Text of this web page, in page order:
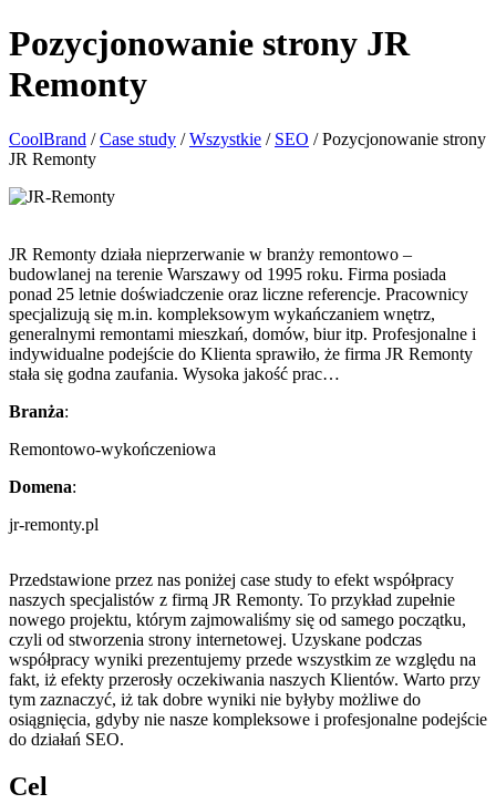
Pozycjonowanie strony JR
Remonty
CoolBrand /Case study /Wszystkie / SEO /Pozycjonowanie strony
JR Remonty
JR Remonty działa nieprzerwanie w branży remontowo –
budowlanej na terenie Warszawy od 1995 roku. Firma posiada
ponad 25 letnie doświadczenie oraz liczne referencje. Pracownicy
specjalizują się m.in. kompleksowym wykańczaniem wnętrz,
generalnymi remontami mieszkań, domów, biur itp. Profesjonalne i
indywidualne podejście do Klienta sprawiło, że firma JR Remonty
stała się godna zaufania. Wysoka jakość prac…
Branża:
Remontowo-wykończeniowa
Domena:
jr-remonty.pl
Przedstawione przez nas poniżej case study to efekt współpracy
naszych specjalistów z firmą JR Remonty. To przykład zupełnie
nowego projektu, którym zajmowaliśmy się od samego początku,
czyli od stworzenia strony internetowej. Uzyskane podczas
współpracy wyniki prezentujemy przede wszystkim ze względu na
fakt, iż efekty przerosły oczekiwania naszych Klientów. Warto przy
tym zaznaczyć, iż tak dobre wyniki nie byłyby możliwe do
osiągnięcia, gdyby nie nasze kompleksowe i profesjonalne podejście
do działań SEO.
Cel